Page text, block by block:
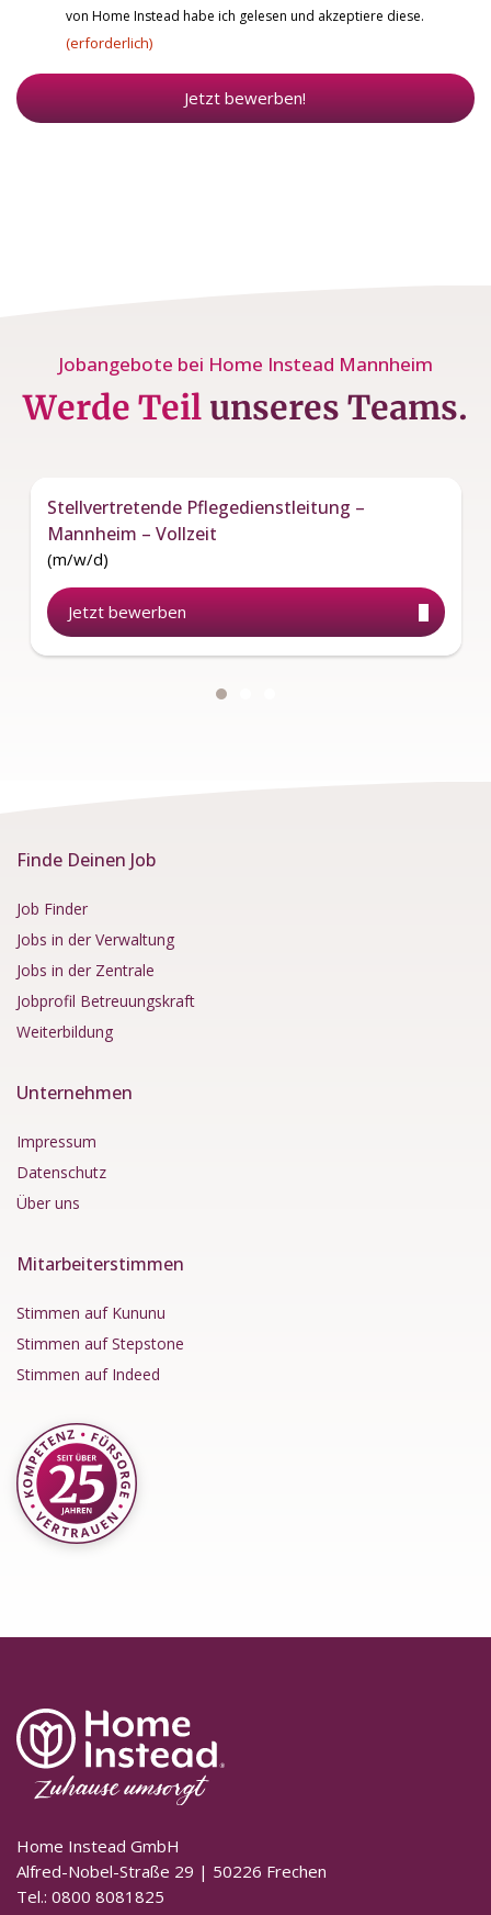
von Home Instead habe ich gelesen und akzeptiere diese.
(erforderlich)
Jetzt bewerben!
Jobangebote bei Home Instead Mannheim
Werde Teil unseres Teams.
Stellvertretende Pflegedienstleitung –
Mannheim – Vollzeit
(m/w/d)
Jetzt bewerben
Finde Deinen Job
Job Finder
Jobs in der Verwaltung
Jobs in der Zentrale
Jobprofil Betreuungskraft
Weiterbildung
Unternehmen
Impressum
Datenschutz
Über uns
Mitarbeiterstimmen
Stimmen auf Kununu
Stimmen auf Stepstone
Stimmen auf Indeed
Home Instead GmbH
Alfred-Nobel-Straße 29 | 50226 Frechen
Tel.: 0800 8081825